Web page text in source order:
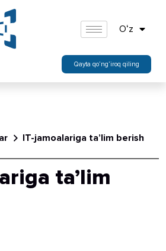
Oʻz
Qayta qo’ng’iroq qiling
IT-jamoalariga ta’lim berish
ta’lim